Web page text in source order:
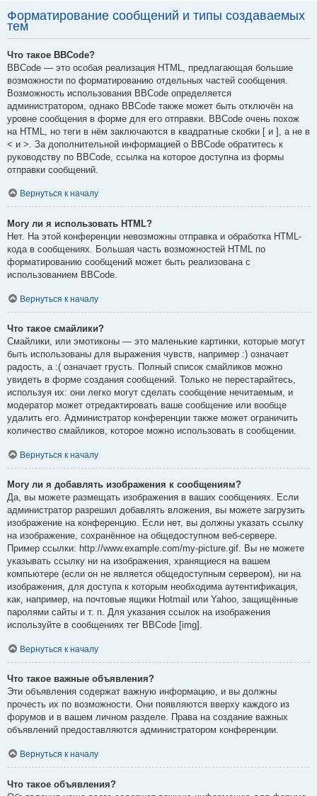
Форматирование сообщений и типы создаваемых
тем
Что такое BBCode?
BBCode — это особая реализация HTML, предлагающая большие
возможности по форматированию отдельных частей сообщения.
Возможность использования BBCode определяется
администратором, однако BBCode также может быть отключён на
уровне сообщения в форме для его отправки. BBCode очень похож
на HTML, но теги в нём заключаются в квадратные скобки [ и ], а не в
< и >. За дополнительной информацией о BBCode обратитесь к
руководству по BBCode, ссылка на которое доступна из формы
отправки сообщений.
Вернуться к началу
Могу ли я использовать HTML?
Нет. На этой конференции невозможны отправка и обработка HTML-
кода в сообщениях. Большая часть возможностей HTML по
форматированию сообщений может быть реализована с
использованием BBCode.
Вернуться к началу
Что такое смайлики?
Смайлики, или эмотиконы — это маленькие картинки, которые могут
быть использованы для выражения чувств, например :) означает
радость, а :( означает грусть. Полный список смайликов можно
увидеть в форме создания сообщений. Только не перестарайтесь,
используя их: они легко могут сделать сообщение нечитаемым, и
модератор может отредактировать ваше сообщение или вообще
удалить его. Администратор конференции также может ограничить
количество смайликов, которое можно использовать в сообщении.
Вернуться к началу
Могу ли я добавлять изображения к сообщениям?
Да, вы можете размещать изображения в ваших сообщениях. Если
администратор разрешил добавлять вложения, вы можете загрузить
изображение на конференцию. Если нет, вы должны указать ссылку
на изображение, сохранённое на общедоступном веб-сервере.
Пример ссылки: http://www.example.com/my-picture.gif. Вы не можете
указывать ссылку ни на изображения, хранящиеся на вашем
компьютере (если он не является общедоступным сервером), ни на
изображения, для доступа к которым необходима аутентификация,
как, например, на почтовые ящики Hotmail или Yahoo, защищённые
паролями сайты и т. п. Для указания ссылок на изображения
используйте в сообщениях тег BBCode [img].
Вернуться к началу
Что такое важные объявления?
Эти объявления содержат важную информацию, и вы должны
прочесть их по возможности. Они появляются вверху каждого из
форумов и в вашем личном разделе. Права на создание важных
объявлений предоставляются администратором конференции.
Вернуться к началу
Что такое объявления?